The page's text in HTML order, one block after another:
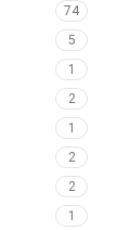
74
5
1
2
1
2
2
1